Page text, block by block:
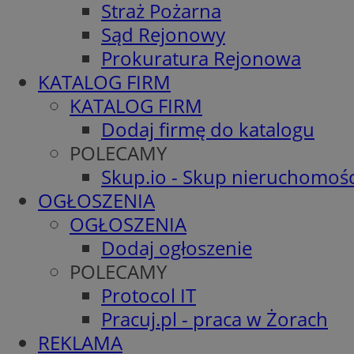
Straż Pożarna
Sąd Rejonowy
Prokuratura Rejonowa
KATALOG FIRM
KATALOG FIRM
Dodaj firmę do katalogu
POLECAMY
Skup.io - Skup
OGŁOSZENIA
OGŁOSZENIA
Dodaj ogłoszenie
POLECAMY
Protocol IT
Pracuj.pl - praca w Żorach
REKLAMA